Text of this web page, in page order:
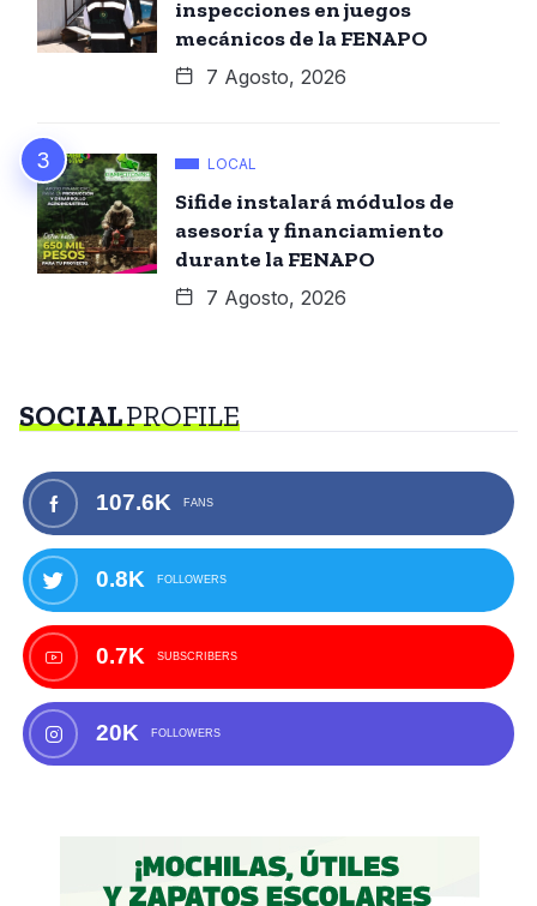
inspecciones en juegos
mecánicos de la FENAPO
7 Agosto, 2026
LOCAL
Sifide instalará módulos de
asesoría y financiamiento
durante la FENAPO
7 Agosto, 2026
SOCIALPROFILE
107.6K FANS
0.8K FOLLOWERS
0.7K SUBSCRIBERS
20K FOLLOWERS